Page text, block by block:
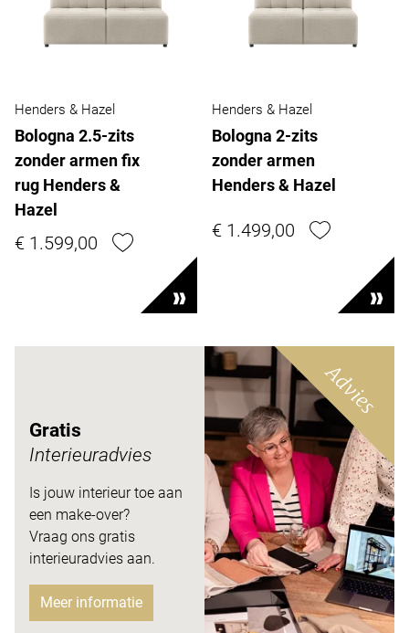
Henders & Hazel
Bologna 2.5-zits
zonder armen fix
rug Henders &
Hazel
€ 1.599,00
Henders & Hazel
Bologna 2-zits
zonder armen
Henders & Hazel
€ 1.499,00
Gratis
Interieuradvies
Is jouw interieur toe aan
een make-over?
Vraag ons gratis
interieuradvies aan.
Meer informatie
Advies